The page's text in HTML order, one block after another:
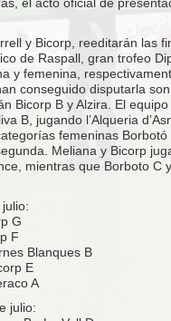
y Bicorp, reeditarán las
de Raspall, gran trofeo
y femenina,
conseguido disputarla
Bicorp B y Alzira. El equipo
B, jugando l’Alqueria
femeninas
Meliana y Bicorp
mientras que Borboto C
G
F
Blanques B
E
A
julio: